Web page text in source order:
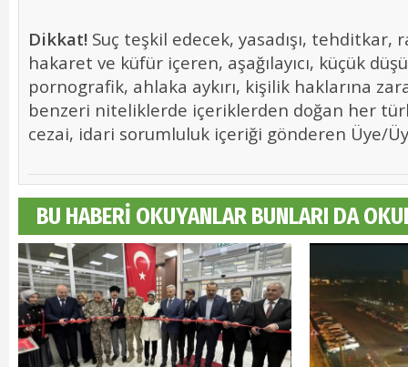
Dikkat! Suç teşkil edecek, yasadışı, tehditkar,
hakaret ve küfür içeren, aşağılayıcı, küçük
pornografik, ahlaka aykırı, kişilik haklarına
benzeri niteliklerde içeriklerden doğan her
cezai, idari sorumluluk içeriği gönderen Üye/
BU HABERİ OKUYANLAR BUNLARI DA